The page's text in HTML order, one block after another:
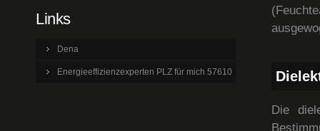
Die
Links
Dena
Energieeffizienzexperten PLZ für mich 57610